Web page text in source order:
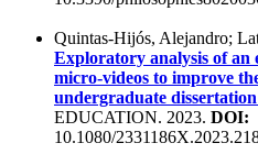
Quintas-Hijós, Alejandro;
Exploratory analysis of an
micro-videos to improve
undergraduate
EDUCATION. 2023. DOI:
10.1080/